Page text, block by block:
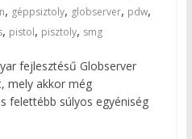
, géppsiztoly, globserver, pdw,
, pistol, pisztoly, smg
fejlesztésű Globserver
mely akkor még
felettébb súlyos egyéniség